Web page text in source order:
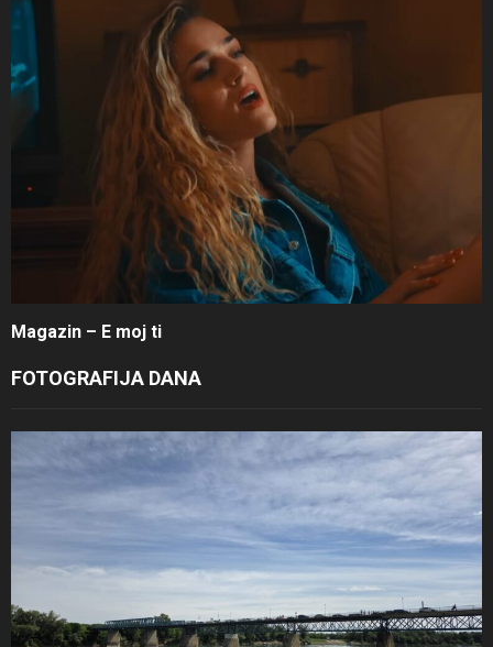
Magazin – E moj ti
FOTOGRAFIJA DANA